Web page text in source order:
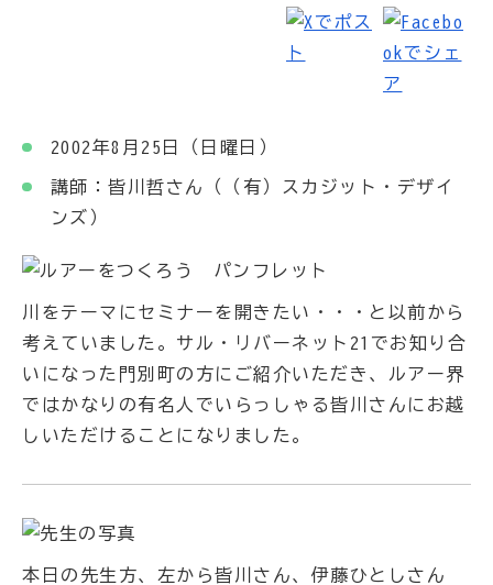
2002年8月25日（日曜日）
講師：皆川哲さん（（有）スカジット・デザイ
ンズ）
川をテーマにセミナーを開きたい・・・と以前から
考えていました。サル・リバーネット21でお知り合
いになった門別町の方にご紹介いただき、ルアー界
ではかなりの有名人でいらっしゃる皆川さんにお越
しいただけることになりました。
本日の先生方、左から皆川さん、伊藤ひとしさん